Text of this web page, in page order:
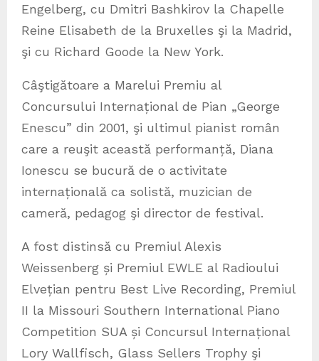
Engelberg, cu Dmitri Bashkirov la Chapelle
Reine Elisabeth de la Bruxelles şi la Madrid,
şi cu Richard Goode la New York.
Câştigătoare a Marelui Premiu al
Concursului Internațional de Pian „George
Enescu” din 2001, şi ultimul pianist român
care a reuşit această performanță, Diana
Ionescu se bucură de o activitate
internațională ca solistă, muzician de
cameră, pedagog şi director de festival.
A fost distinsă cu Premiul Alexis
Weissenberg și Premiul EWLE al Radioului
Elvețian pentru Best Live Recording, Premiul
II la Missouri Southern International Piano
Competition SUA și Concursul Internațional
Lory Wallfisch, Glass Sellers Trophy şi